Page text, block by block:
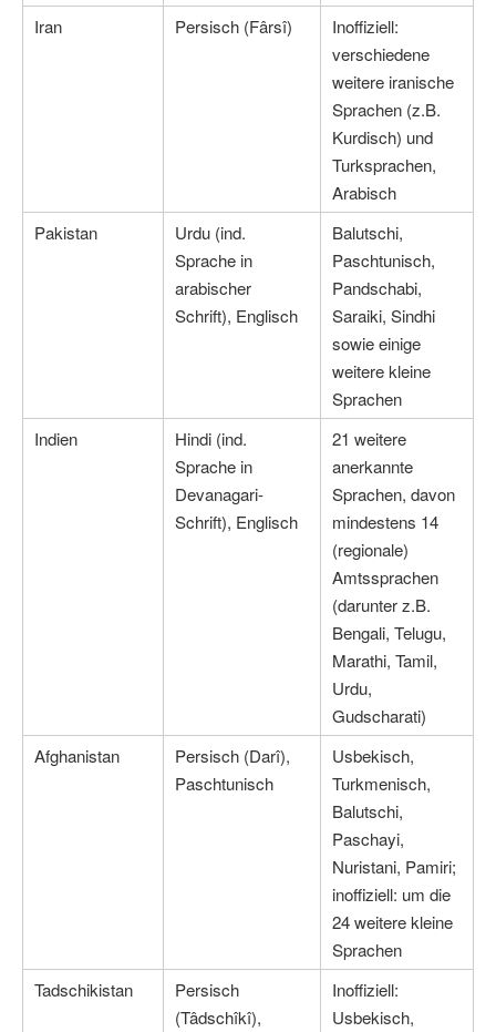
Iran
Persisch (Fârsî)
Inoffiziell:
verschiedene
weitere iranische
Sprachen (z.B.
Kurdisch) und
Turksprachen,
Arabisch
Pakistan
Urdu (ind.
Sprache in
arabischer
Schrift), Englisch
Balutschi,
Paschtunisch,
Pandschabi,
Saraiki, Sindhi
sowie einige
weitere kleine
Sprachen
Indien
Hindi (ind.
Sprache in
Devanagari-
Schrift), Englisch
21 weitere
anerkannte
Sprachen, davon
mindestens 14
(regionale)
Amtssprachen
(darunter z.B.
Bengali, Telugu,
Marathi, Tamil,
Urdu,
Gudscharati)
Afghanistan
Persisch (Darî),
Paschtunisch
Usbekisch,
Turkmenisch,
Balutschi,
Paschayi,
Nuristani, Pamiri;
inoffiziell: um die
24 weitere kleine
Sprachen
Tadschikistan
Persisch
(Tâdschîkî),
Inoffiziell:
Usbekisch,